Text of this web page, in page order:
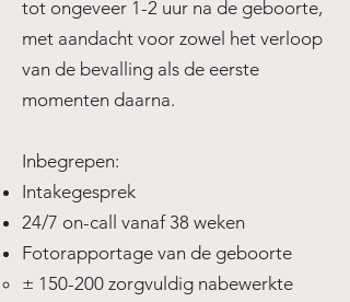
tot ongeveer 1-2 uur na de geboorte,
met aandacht voor zowel het verloop
van de bevalling als de eerste
momenten daarna.
Inbegrepen:
Intakegesprek
24/7 on-call vanaf 38 weken
Fotorapportage van de geboorte
± 150-200 zorgvuldig nabewerkte